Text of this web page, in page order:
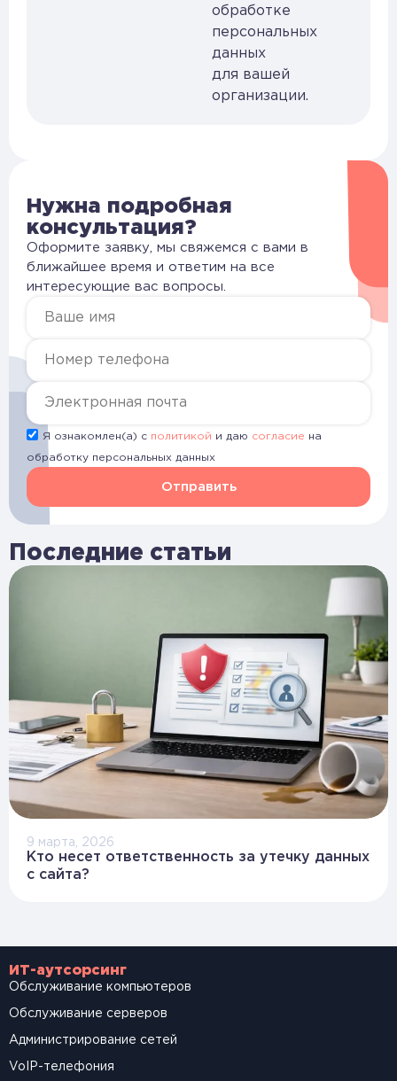
обработке
персональных
данных
для вашей
организации.
Последние статьи
9 марта, 2026
Кто несет ответственность за утечку данных
с сайта?
Нужна подробная
консультация?
Оформите заявку, мы свяжемся с вами в
ближайшее время и ответим на все
интересующие вас вопросы.
Я ознакомлен(а) с политикой и даю согласие на
обработку персональных данных
Отправить
ИТ-аутсорсинг
Обслуживание компьютеров
Обслуживание серверов
Администрирование сетей
VoIP-телефония